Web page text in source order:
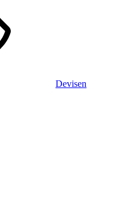
Devisen